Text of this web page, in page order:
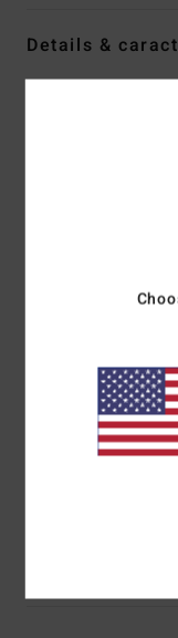
Details &
Logo sur plaque
Composition
23% polyester, 8%